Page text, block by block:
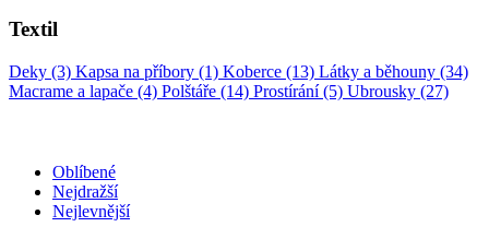
Textil
Deky (3) Kapsa na příbory (1) Koberce (13) Látky a běhouny (34)
Macrame a lapače (4) Polštáře (14) Prostírání (5) Ubrousky (27)
Oblíbené
Nejdražší
Nejlevnější